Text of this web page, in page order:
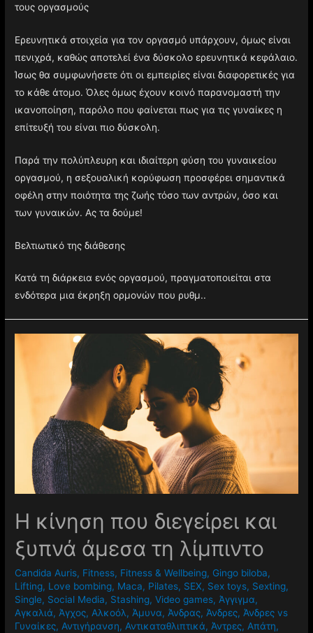
τους οργασμούς
Ερευνητικά στοιχεία για τον οργασμό υπάρχουν, όμως είναι
πενιχρά, καθώς αποτελεί ένα δύσκολο ερευνητικά κεφάλαιο.
Ίσως θα συμφωνήσετε ότι οι εμπειρίες είναι διαφορετικές για
το κάθε άτομο. Όλες όμως έχουν κοινό παρανομαστή την
ικανοποίηση, παρόλο που φαίνεται πως για τις γυναίκες η
επίτευξή του είναι πιο δύσκολη.
Παρά την πολύπλευρη και ιδιαίτερη φύση του γυναικείου
οργασμού, η σεξουαλική κορύφωση προσφέρει σημαντικά
οφέλη στην ποιότητα της ζωής τόσο των αντρών, όσο και
των γυναικών. Ας τα δούμε!
Βελτιωτικό της διάθεσης
Κατά τη διάρκεια ενός οργασμού, πραγματοποιείται στα
ενδότερα μια έκρηξη ορμονών που ρυθμ..
Η κίνηση που διεγείρει και
ξυπνά άμεσα τη λίμπιντο
Candida Auris, Fitness, Fitness & Wellbeing, Gingo biloba,
Lifting, Love bombing, Maca, Pilates, SEX, Sex toys, Sexting,
Single, Social Media, Stashing,Video games,Άγγιγμα,
Αγκαλιά,Άγχος,Αλκοόλ,Άμυνα,Άνδρας,Άνδρες,Άνδρες vs
Γυναίκες,Αντιγήρανση,Αντικαταθλιπτικά,Άντρες,Απάτη,